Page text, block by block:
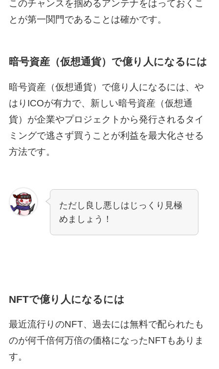
このチャンスを掴めるアンテナをはっておくこ
とが第一関門であることは確かです。
暗号資産（仮想通貨）で億り人になるには
暗号資産（仮想通貨）で億り人になるには、や
はりICOが有力で、新しい暗号資産（仮想通
貨）が企業やプロジェクトから発行されるタイ
ミングで逃さず買うことが利益を最大化させる
方法です。
ただし良し悪しはじっくり見極
めましょう！
NFTで億り人になるには
最近流行りのNFT、過去には無料で配られたも
のが何千倍何万倍の価格になったNFTもありま
す。